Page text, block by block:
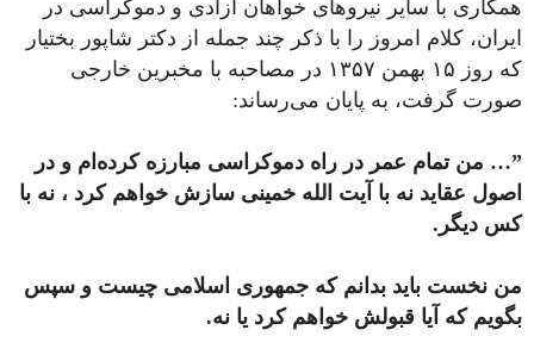
همکاری با سایر نیروهای خواهان آزادی و دموکراسی در
ایران، کلام امروز را با ذکر چند جمله از دکتر شاپور بختیار
که روز ۱۵ بهمن ۱۳۵۷ در مصاحبه با مخبرین خارجی
صورت گرفت، به پایان می‌رساند:
”… من تمام عمر در راه دموکراسی مبارزه کرده‌ام و در
اصول عقاید نه با آیت الله خمینی سازش خواهم کرد ، نه با
کس دیگر.
من نخست باید بدانم که جمهوری اسلامی چیست و سپس
بگویم که آیا قبولش خواهم کرد یا نه.